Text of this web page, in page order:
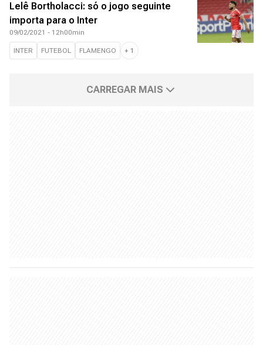
Lelê Bortholacci: só o jogo seguinte
importa para o Inter
09/02/2021 - 12h00min
INTER FUTEBOL FLAMENGO + 1
CARREGAR MAIS